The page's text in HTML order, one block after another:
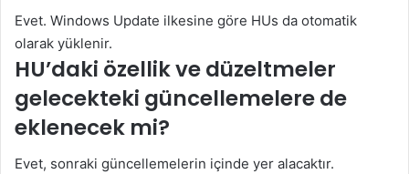
Evet. Windows Update ilkesine göre HUs da otomatik
olarak yüklenir.
HU’daki özellik ve düzeltmeler
gelecekteki güncellemelere de
eklenecek mi?
Evet, sonraki güncellemelerin içinde yer alacaktır.